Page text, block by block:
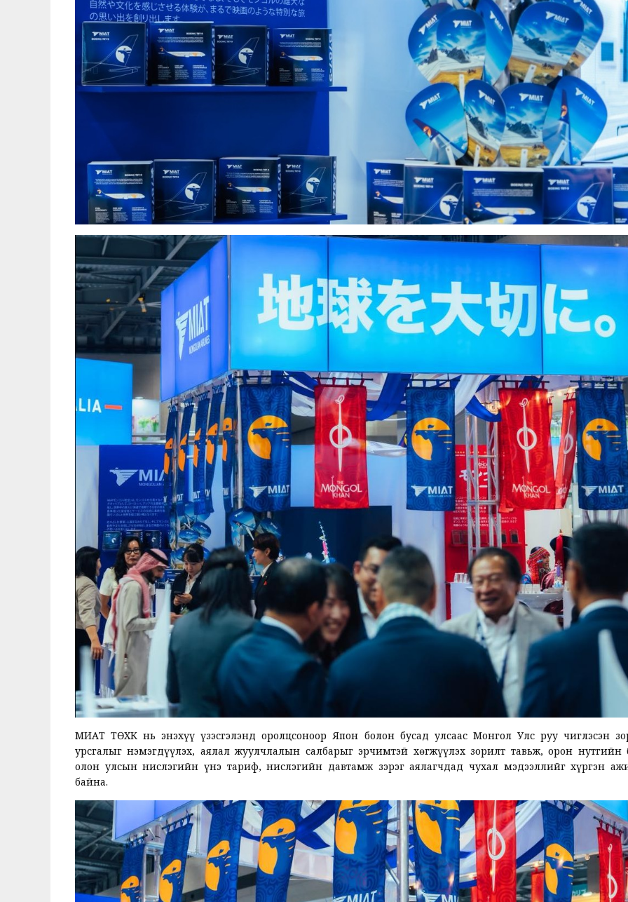
МИАТ ТӨХК нь энэхүү үзэсгэлэнд оролцсоноор Япон болон бусад улсаас Монгол Улс руу чиглэсэн
урсгалыг нэмэгдүүлэх, аялал жуулчлалын салбарыг эрчимтэй хөгжүүлэх зорилт тавьж, орон нутгийн
олон улсын нислэгийн үнэ тариф, нислэгийн давтамж зэрэг аялагчдад чухал мэдээллийг хүргэн
байна.